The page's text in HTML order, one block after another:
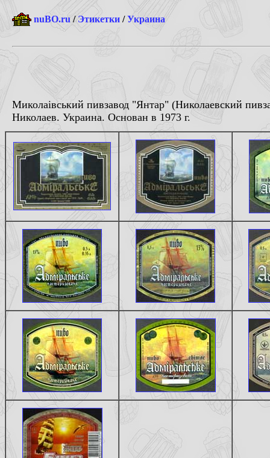
nuBO.ru /Этикетки /Украина
Миколаiвський пивзавод "Янтар" (Николаевский
Николаев. Украина. Основан в 1973 г.